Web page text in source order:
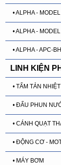
• ALPHA -
• ALPHA -
• ALPHA - APC-
LINH KIỆN
• TẤM TẢN NHIỆT
• ĐẤU PHUN
• CÁNH QUẠT
• ĐỘNG CƠ -
• MÁY BƠM